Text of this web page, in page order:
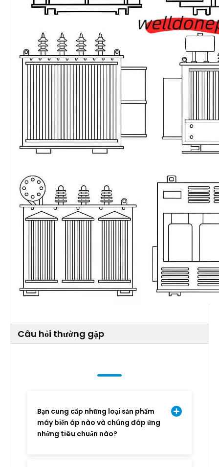
Câu hỏi thường gặp
Bạn cung cấp những loại sản phẩm
máy biến áp nào và chúng đáp ứng
những tiêu chuẩn nào?